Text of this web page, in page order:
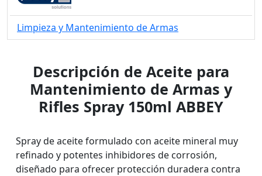
Limpieza y Mantenimiento de Armas
Descripción de Aceite para
Mantenimiento de Armas y
Rifles Spray 150ml ABBEY
Spray de aceite formulado con aceite mineral muy
refinado y potentes inhibidores de corrosión,
diseñado para ofrecer protección duradera contra